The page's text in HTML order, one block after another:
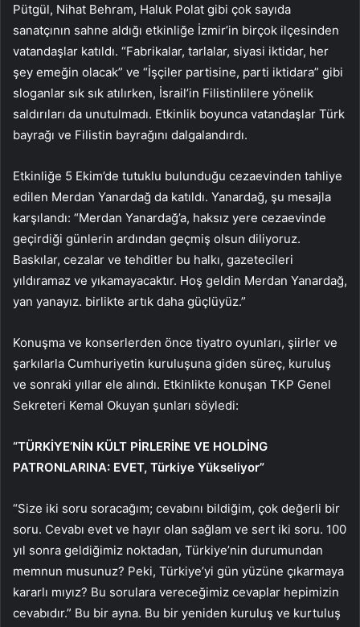
Pütgül, Nihat Behram, Haluk Polat gibi çok sayıda
sanatçının sahne aldığı etkinliğe İzmir’in birçok ilçesinden
vatandaşlar katıldı. “Fabrikalar, tarlalar, siyasi iktidar, her
şey emeğin olacak” ve “İşçiler partisine, parti iktidara” gibi
sloganlar sık ​​sık atılırken, İsrail’in Filistinlilere yönelik
saldırıları da unutulmadı. Etkinlik boyunca vatandaşlar Türk
bayrağı ve Filistin bayrağını dalgalandırdı.
Etkinliğe 5 Ekim’de tutuklu bulunduğu cezaevinden tahliye
edilen Merdan Yanardağ da katıldı. Yanardağ, şu mesajla
karşılandı: “Merdan Yanardağ’a, haksız yere cezaevinde
geçirdiği günlerin ardından geçmiş olsun diliyoruz.
Baskılar, cezalar ve tehditler bu halkı, gazetecileri
yıldıramaz ve yıkamayacaktır. Hoş geldin Merdan Yanardağ,
yan yanayız. birlikte artık daha güçlüyüz.”
Konuşma ve konserlerden önce tiyatro oyunları, şiirler ve
şarkılarla Cumhuriyetin kuruluşuna giden süreç, kuruluş
ve sonraki yıllar ele alındı. Etkinlikte konuşan TKP Genel
Sekreteri Kemal Okuyan şunları söyledi:
“TÜRKİYE’NİN KÜLT PİRLERİNE VE HOLDİNG
PATRONLARINA: EVET, Türkiye Yükseliyor”
“Size iki soru soracağım; cevabını bildiğim, çok değerli bir
soru. Cevabı evet ve hayır olan sağlam ve sert iki soru. 100
yıl sonra geldiğimiz noktadan, Türkiye’nin durumundan
memnun musunuz? Peki, Türkiye’yi gün yüzüne çıkarmaya
kararlı mıyız? Bu sorulara vereceğimiz cevaplar hepimizin
cevabıdır.” Bu bir ayna. Bu bir yeniden kuruluş ve kurtuluş